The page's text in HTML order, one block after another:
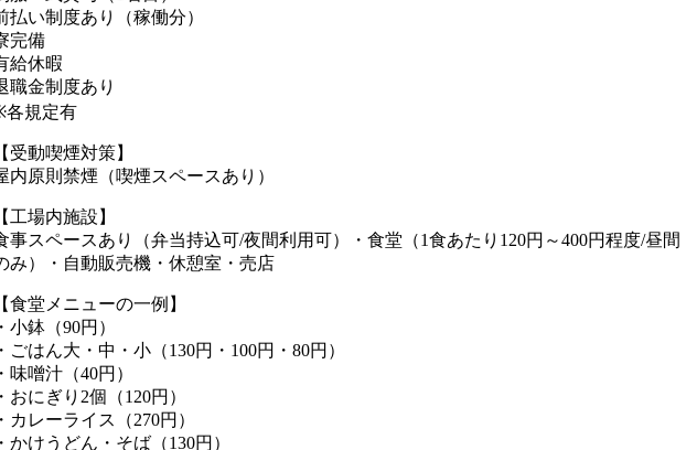
払い制度あり（稼働分）
完備
給休暇
職金制度あり
各規定有
【受動喫煙対策】
内原則禁煙（喫煙スペースあり）
【工場内施設】
事スペースあり（弁当持込可/夜間利用可）・食堂（1食あたり120円～400円程度/昼間
み）・自動販売機・休憩室・売店
【食堂メニューの一例】
・小鉢（90円）
・ごはん大・中・小（130円・100円・80円）
・味噌汁（40円）
・おにぎり2個（120円）
・カレーライス（270円）
・かけうどん・そば（130円）